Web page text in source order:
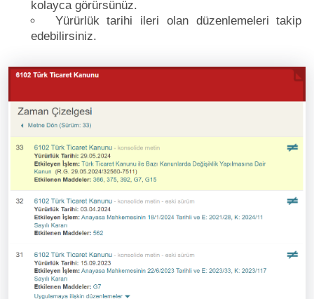
kolayca görürsünüz.
Yürürlük tarihi ileri olan düzenlemeleri takip
edebilirsiniz.